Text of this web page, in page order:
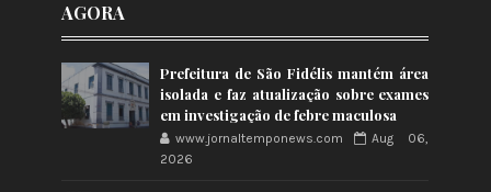
AGORA
Prefeitura de São Fidélis mantém área
isolada e faz atualização sobre exames
em investigação de febre maculosa
www.jornaltemponews.com
Aug 06,
2026